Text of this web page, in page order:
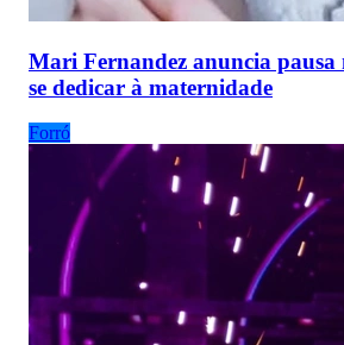
Mari Fernandez anuncia
se dedicar à maternidade
Forró